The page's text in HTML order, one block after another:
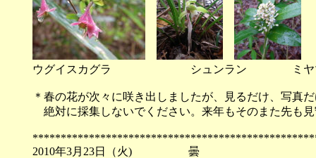
ウグイスカグラ シュンラン ミヤマ
＊春の花が次々に咲き出しましたが、見るだけ、写真
絶対に採集しないでください。来年もそのまた先も
2010年3月23日（火)